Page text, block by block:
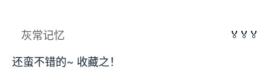
灰常记忆 🏅🏅🏅
还蛮不错的~ 收藏之！